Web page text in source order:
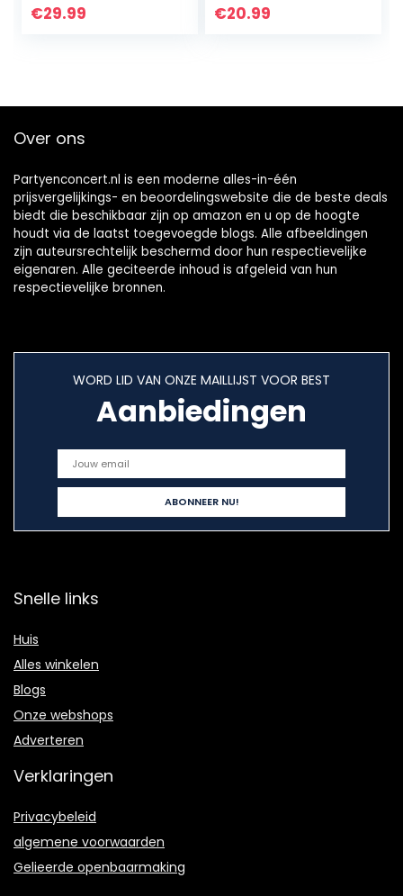
Geschenk
€29.99
Matroesjka
€20.99
Over ons
Partyenconcert.nl is een moderne alles-in-één
prijsvergelijkings- en beoordelingswebsite die de beste deals
biedt die beschikbaar zijn op amazon en u op de hoogte
houdt via de laatst toegevoegde blogs. Alle afbeeldingen
zijn auteursrechtelijk beschermd door hun respectievelijke
eigenaren. Alle geciteerde inhoud is afgeleid van hun
respectievelijke bronnen.
WORD LID VAN ONZE MAILLIJST VOOR BEST
Aanbiedingen
Snelle links
Huis
Alles winkelen
Blogs
Onze webshops
Adverteren
Verklaringen
Privacybeleid
algemene voorwaarden
Gelieerde openbaarmaking